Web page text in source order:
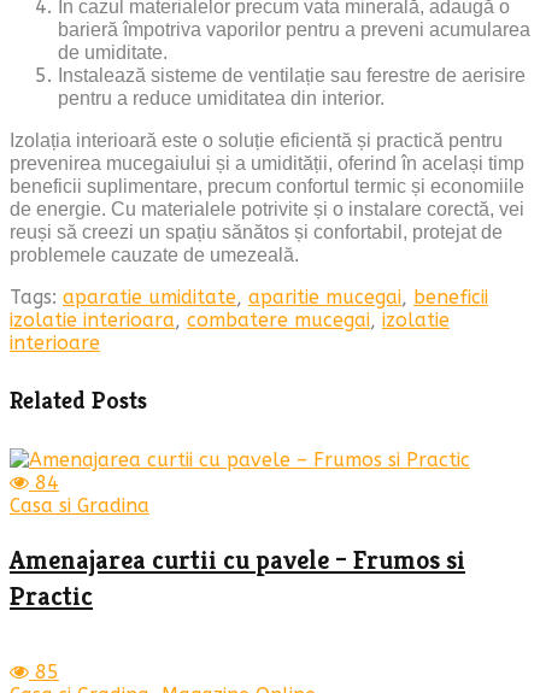
În cazul materialelor precum vata minerală, adaugă o
barieră împotriva vaporilor pentru a preveni acumularea
de umiditate.
Instalează sisteme de ventilație sau ferestre de aerisire
pentru a reduce umiditatea din interior.
Izolația interioară este o soluție eficientă și practică pentru
prevenirea mucegaiului și a umidității, oferind în același timp
beneficii suplimentare, precum confortul termic și economiile
de energie. Cu materialele potrivite și o instalare corectă, vei
reuși să creezi un spațiu sănătos și confortabil, protejat de
problemele cauzate de umezeală.
Tags: aparatie umiditate, aparitie mucegai, beneficii
izolatie interioara, combatere mucegai, izolatie
interioare
Related Posts
84
Casa si Gradina
Amenajarea curtii cu pavele – Frumos si
Practic
85